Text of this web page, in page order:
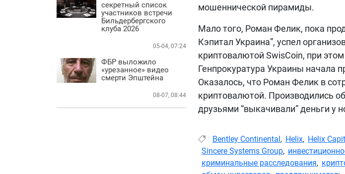
секретный список
участников встречи
Бильдербергского
клуба 2026
05-04, 07:24
ФБР выложило
«урезанное» видео
смерти Эпштейна
08-07, 08:44
мошеннической пирамиды.
Мало того, Роман Фелик, пока
Кэпитал Украина”, успел
криптовалютой SwisCoin, при
Генпрокуратура Украины начала
Оказалось, что Роман Фелик в
криптовалютой. Производились
друзьями “выкачивали” деньги у
Bentley Continental, Helix, Helix
Sincere Systems Group,
криминальные расследования,